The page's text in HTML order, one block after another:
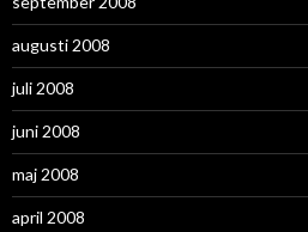
augusti 2008
juli 2008
juni 2008
maj 2008
april 2008